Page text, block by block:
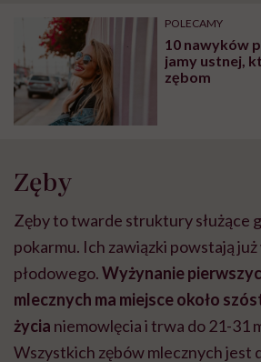
POLECAMY
10 nawyków
jamy ustnej,
zębom
Zęby
Zęby to twarde struktury służące
pokarmu. Ich zawiązki powstają już
płodowego.Wyżynanie
mlecznych ma miejsce około
życia niemowlęcia i trwa do 21-31
Wszystkich zębów mlecznych jest